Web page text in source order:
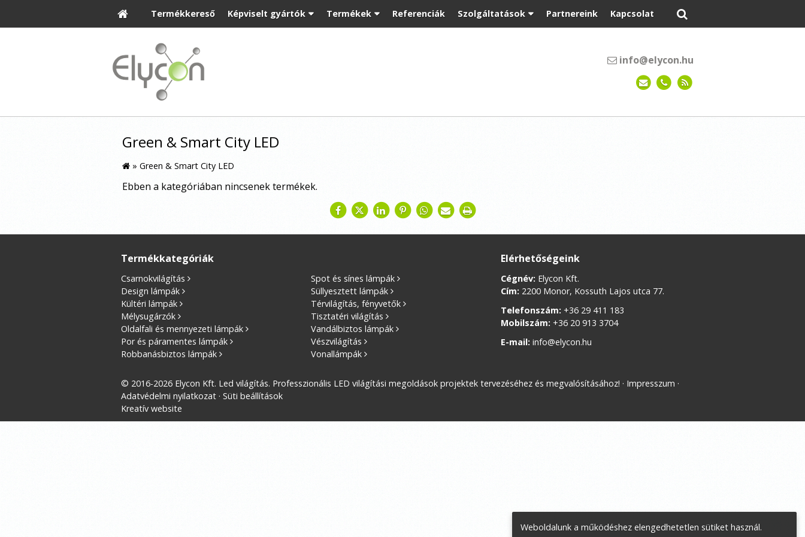
Termékkereső Képviselt gyártók Termékek Referenciák Szolgáltatások Partnereink Kapcsolat
info@elycon.hu
Green & Smart City LED
» Green & Smart City LED
Ebben a kategóriában nincsenek termékek.
Termékkategóriák
Csarnokvilágítás
Design lámpák
Kültéri lámpák
Mélysugárzók
Oldalfali és mennyezeti lámpák
Por és páramentes lámpák
Robbanásbiztos lámpák
Spot és sínes lámpák
Süllyesztett lámpák
Térvilágítás, fényvetők
Tisztatéri világítás
Vandálbiztos lámpák
Vészvilágítás
Vonallámpák
Elérhetőségeink
Cégnév: Elycon Kft.
Cím: 2200 Monor, Kossuth Lajos utca 77.
Telefonszám: +36 29 411 183
Mobilszám: +36 20 913 3704
E-mail: info@elycon.hu
© 2016-2026 Elycon Kft. Led világítás. Professzionális LED világítási megoldások projektek tervezéséhez és megvalósításához!
Impresszum
Adatvédelmi nyilatkozat Süti beállítások
Kreatív website
Weboldalunk a működéshez elengedhetetlen sütiket használ.